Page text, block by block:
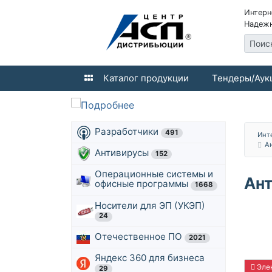
Каталог продукции Тендеры/
Разработчики 491
Антивирусы 152
Операционные системы и
офисные программы
1668
Носители для ЭП (УКЭП)
24
Отечественное ПО 2021
Яндекс 360 для бизнеса
29